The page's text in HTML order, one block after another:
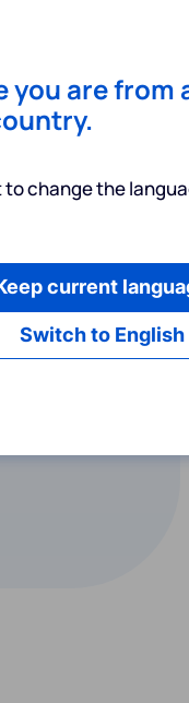
Послуги
Українська
2025 року
you are from
to change the
Switch to English
current